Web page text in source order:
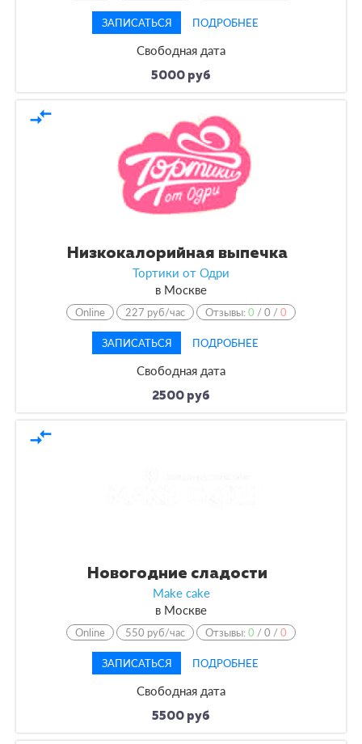
ЗАПИСАТЬСЯ ПОДРОБНЕЕ
Свободная дата
5000 руб
compare_arrows
Низкокалорийная выпечка
Тортики от Одри
в Москве
Online 227 руб/час Отзывы:0 /0 /0
ЗАПИСАТЬСЯ ПОДРОБНЕЕ
Свободная дата
2500 руб
compare_arrows
Новогодние сладости
Make cake
в Москве
Online 550 руб/час Отзывы:0 /0 /0
ЗАПИСАТЬСЯ ПОДРОБНЕЕ
Свободная дата
5500 руб